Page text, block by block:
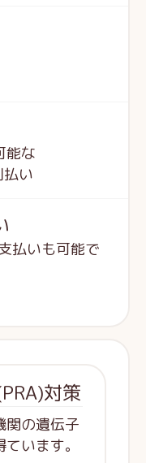
能な
い
払いも可能で
対策
関の遺伝子
います。